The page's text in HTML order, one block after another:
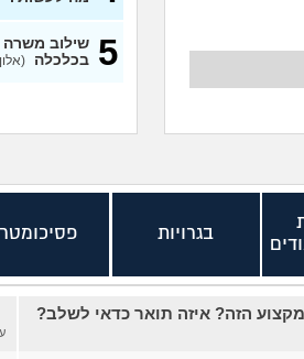
5
שילוב משרה
בכלכלה(אלון,
בגרויות
הזה? איזה תואר כדאי לשלב?